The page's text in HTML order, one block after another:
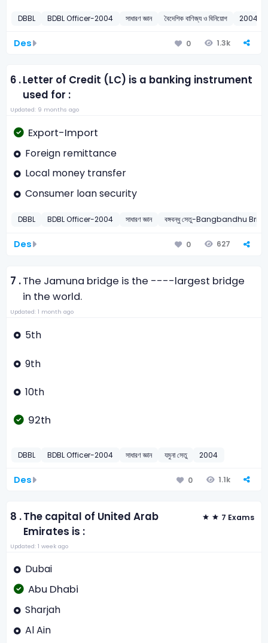
DBBL BDBL Officer-2004 সাধারণ জ্ঞান বৈদেশিক বাণিজ্য ও বিনিয়োগ 2004
Des 0 1.3k
6 .Letter of Credit (LC) is a banking instrument
used for :
Updated: 9 months ago
Export-Import
Foreign remittance
Local money transfer
Consumer loan security
DBBL BDBL Officer-2004 সাধারণ জ্ঞান বঙ্গবন্ধু সেতু-Bangbandhu
Des 0 627
7 .The Jamuna bridge is the ----largest bridge
in the world.
Updated: 1 month ago
5th
9th
10th
92th
DBBL BDBL Officer-2004 সাধারণ জ্ঞান যমুনা সেতু 2004
Des 0 1.1k
8 .The capital of United Arab
Emirates is :
7 Exams
Updated: 1 week ago
Dubai
Abu Dhabi
Sharjah
Al Ain